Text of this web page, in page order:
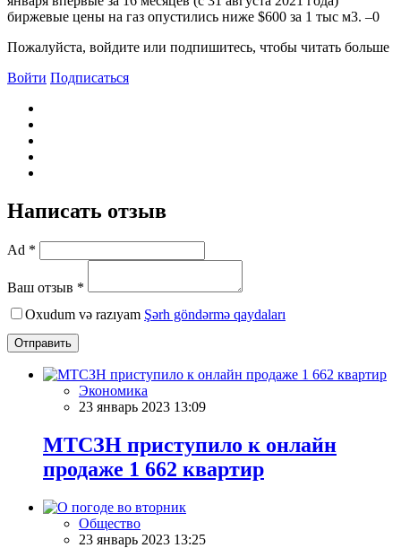
биржевые цены на газ опустились ниже $600 за 1 тыс м3. –0
Пожалуйста, войдите или подпишитесь, чтобы читать больше
Войти Подписаться
Написать отзыв
Ad *
Ваш отзыв *
Oxudum və razıyam Şərh göndərmə qaydaları
Отправить
Экономика
23 январь 2023 13:09
МТСЗН приступило к онлайн
продаже 1 662 квартир
Общество
23 январь 2023 13:25